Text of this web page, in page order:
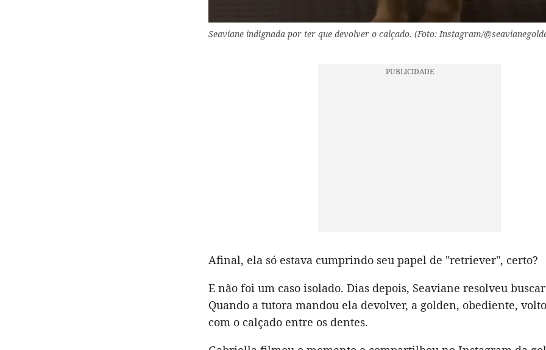
Seaviane indignada por ter que devolver o calçado. (Foto: Instagram/
Afinal, ela só estava cumprindo seu papel de "retriever", certo?
E não foi um caso isolado. Dias depois, Seaviane resolveu
Quando a tutora mandou ela devolver, a golden, obediente,
com o calçado entre os dentes.